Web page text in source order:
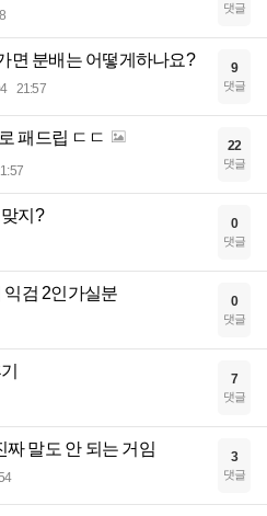
댓글
면 분배는 어떻게하나요?
21:57
9
댓글
패드립 ㄷㄷ 22
댓글
지? 0
댓글
익검 2인가실분 0
댓글
7
댓글
짜 말도 안 되는 거임 3
댓글